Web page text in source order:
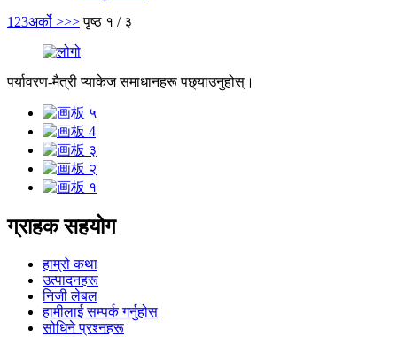
1 23अर्को >>> पृष्ठ १ / ३
पर्यावरण-मैत्री प्याकेज समाधानहरू पछ्याउनुहोस्।
ग्राहक सहयोग
हाम्रो कथा
उत्पादनहरू
निजी लेबल
हामीलाई सम्पर्क गर्नुहोस
सोधिने प्रश्नहरू